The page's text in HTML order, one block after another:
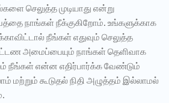
செலுத்த முடியாது என்று
நாங்கள் நீக்குகிறோம். உங்களுக்காக
நீங்கள் எதுவும் செலுத்த
அமைப்பையும் நாங்கள் தெளிவாக
நீங்கள் என்ன எதிர்பார்க்க வேண்டும்
கூடுதல் நிதி அழுத்தம் இல்லாமல்